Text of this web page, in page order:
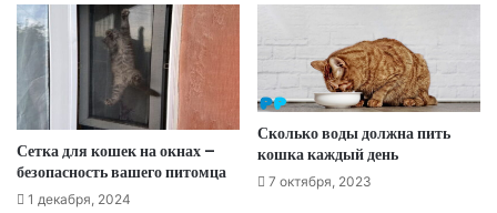
Сетка для кошек на окнах –
безопасность вашего питомца
1 декабря, 2024
Сколько воды должна пить
кошка каждый день
7 октября, 2023